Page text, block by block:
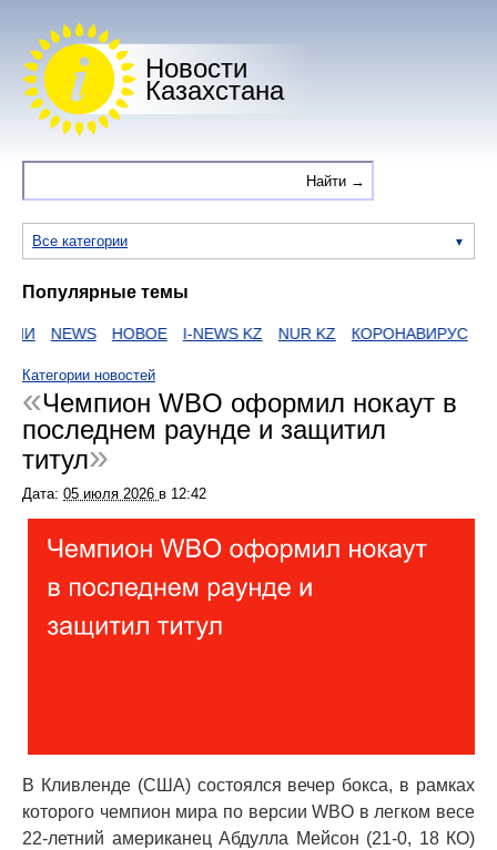
Новости
Казахстана
Все категории
Популярные темы
NEWS НОВОЕ I-NEWS KZ NUR KZ КОРОНАВИРУС
Категории новостей
Чемпион WBO оформил нокаут в
последнем раунде и защитил
титул
Дата: 05 июля 2026 в 12:42
В Кливленде (США) состоялся вечер бокса, в рамках
которого чемпион мира по версии WBO в легком весе
22-летний американец Абдулла Мейсон (21-0, 18 КО)